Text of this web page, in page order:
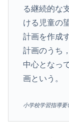
る継続的な
ける児童の
計画を作成
計画のうち
中心となっ
画という。
小学校学習指導要